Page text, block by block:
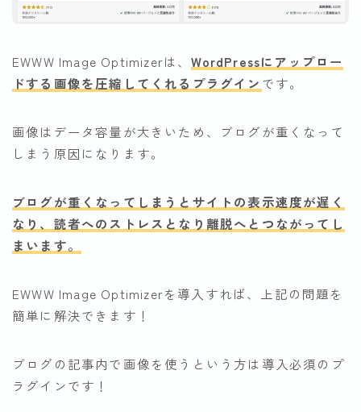
EWWW Image Optimizerは、WordPressにアップロー
ドする画像を圧縮してくれるプラグイン です。
画像はデータ容量が大きいため、ブログが重くなって
しまう原因になります。
ブログが重くなってしまうとサイトの表示速度が遅く
なり、読者へのストレスとなり離脱へとつながってし
まいます。
EWWW Image Optimizerを導入すれば、上記の問題を
簡単に解決できます！
ブログの記事内で画像を使うという方は導入必須のプ
ラグインです！